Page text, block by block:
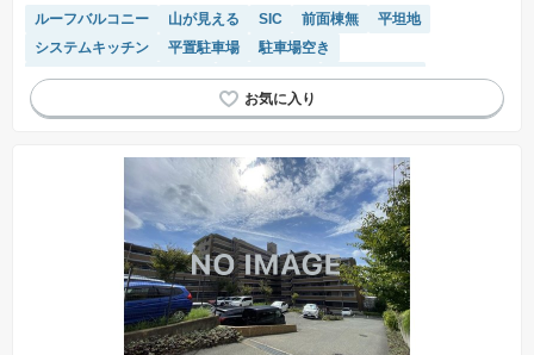
ルーフバルコニー 山が見える SIC 前面棟無
平坦地
システムキッチン
平置駐車場
駐車場空き
モニター付きインターホン
閑静な住宅地
対面キッチン
駐輪場・バイク置き場
陽当り良好
駐車場(普通車)あり